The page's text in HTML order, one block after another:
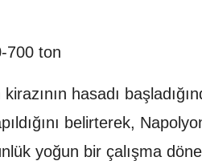
700 ton
hasadı
belirterek,
yoğun bir çalışma